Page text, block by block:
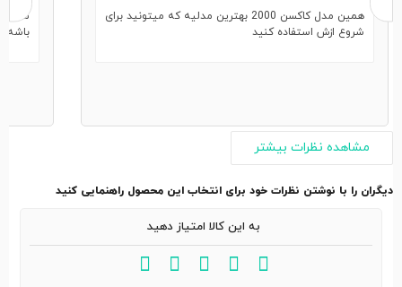
همین مدل کاکسن 2000 بهترین مدلیه که میتونید برای
شروع ازش استفاده کنید
باشه
مشاهده نظرات بیشتر
دیگران را با نوشتن نظرات خود برای انتخاب این محصول راهنمایی کنید
به این کالا امتیاز دهید